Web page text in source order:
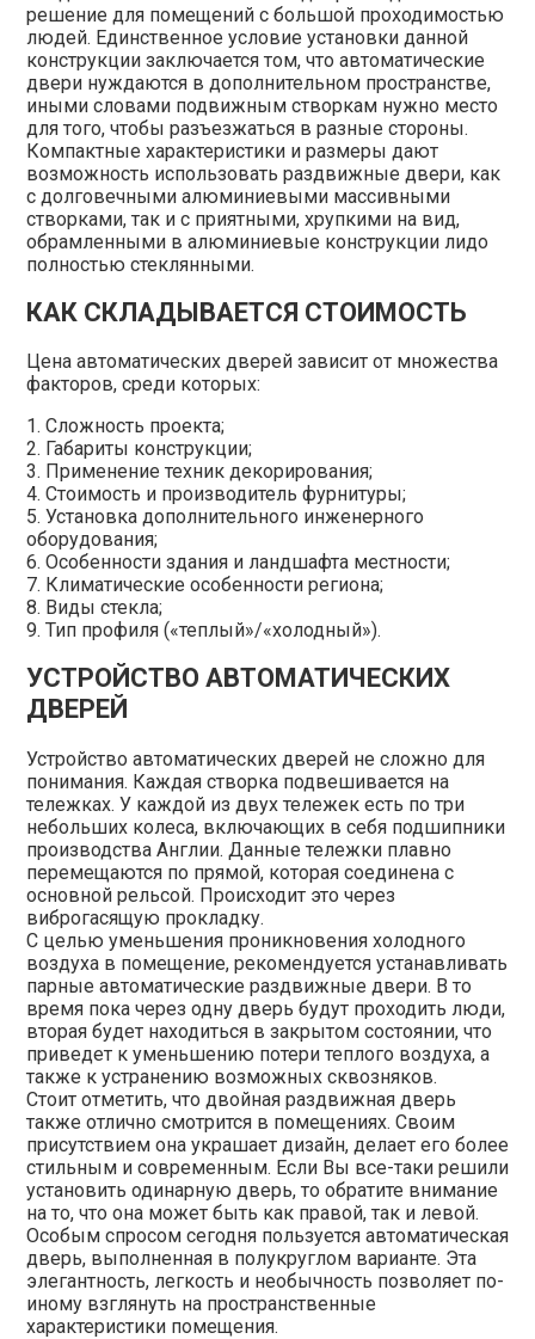
решение для помещений с большой проходимостью
людей. Единственное условие установки данной
конструкции заключается том, что автоматические
двери нуждаются в дополнительном пространстве,
иными словами подвижным створкам нужно место
для того, чтобы разъезжаться в разные стороны.
Компактные характеристики и размеры дают
возможность использовать раздвижные двери, как
с долговечными алюминиевыми массивными
створками, так и с приятными, хрупкими на вид,
обрамленными в алюминиевые конструкции лидо
полностью стеклянными.
КАК СКЛАДЫВАЕТСЯ СТОИМОСТЬ
Цена автоматических дверей зависит от множества
факторов, среди которых:
1. Сложность проекта;
2. Габариты конструкции;
3. Применение техник декорирования;
4. Стоимость и производитель фурнитуры;
5. Установка дополнительного инженерного
оборудования;
6. Особенности здания и ландшафта местности;
7. Климатические особенности региона;
8. Виды стекла;
9. Тип профиля («теплый»/«холодный»).
УСТРОЙСТВО АВТОМАТИЧЕСКИХ
ДВЕРЕЙ
Устройство автоматических дверей не сложно для
понимания. Каждая створка подвешивается на
тележках. У каждой из двух тележек есть по три
небольших колеса, включающих в себя подшипники
производства Англии. Данные тележки плавно
перемещаются по прямой, которая соединена с
основной рельсой. Происходит это через
виброгасящую прокладку.
С целью уменьшения проникновения холодного
воздуха в помещение, рекомендуется устанавливать
парные автоматические раздвижные двери. В то
время пока через одну дверь будут проходить люди,
вторая будет находиться в закрытом состоянии, что
приведет к уменьшению потери теплого воздуха, а
также к устранению возможных сквозняков.
Стоит отметить, что двойная раздвижная дверь
также отлично смотрится в помещениях. Своим
присутствием она украшает дизайн, делает его более
стильным и современным. Если Вы все-таки решили
установить одинарную дверь, то обратите внимание
на то, что она может быть как правой, так и левой.
Особым спросом сегодня пользуется автоматическая
дверь, выполненная в полукруглом варианте. Эта
элегантность, легкость и необычность позволяет по-
иному взглянуть на пространственные
характеристики помещения.